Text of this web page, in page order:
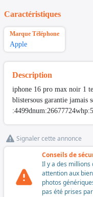
Caractéristiques
Marque Téléphone
Apple
Description
iphone 16 pro max noir 1
blistersous garantie jamais
Signaler cette annonce
Conseils de
Il y a des millions
attention aux
photos
pas été prises